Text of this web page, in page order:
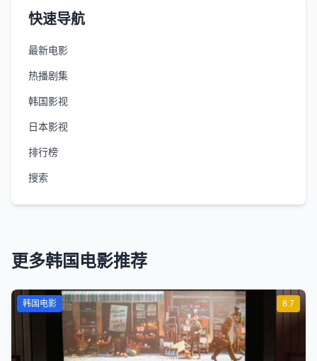
快速导航
最新电影
热播剧集
韩国影视
日本影视
排行榜
搜索
更多韩国电影推荐
8.7
韩国电影